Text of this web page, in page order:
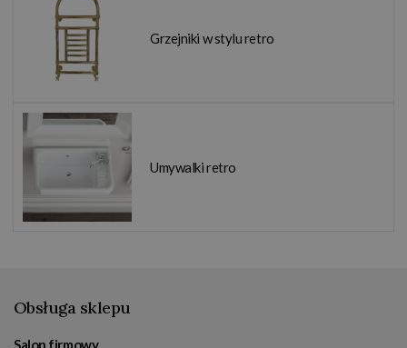
Grzejniki w stylu retro
Umywalki retro
Obsługa sklepu
Salon firmowy